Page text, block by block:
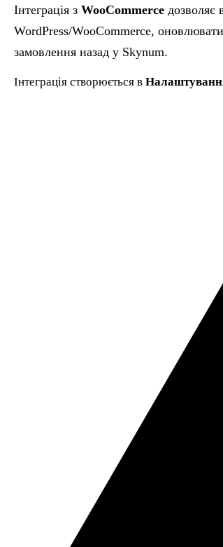
Інтеграція з WooCommerce дозволяє
WordPress/WooCommerce,
замовлення назад у Skynum.
Інтеграція створюється в